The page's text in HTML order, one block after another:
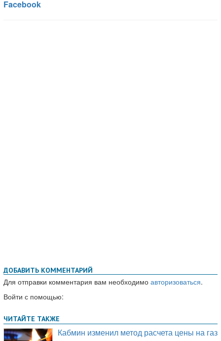
ДОБАВИТЬ КОММЕНТАРИЙ
Для отправки комментария вам необходимо авторизоваться.
Войти с помощью: